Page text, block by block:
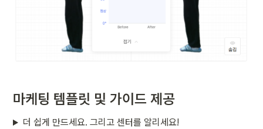
마케팅 템플릿 및 가이드 제공
더 쉽게 만드세요. 그리고 센터를 알리세요!